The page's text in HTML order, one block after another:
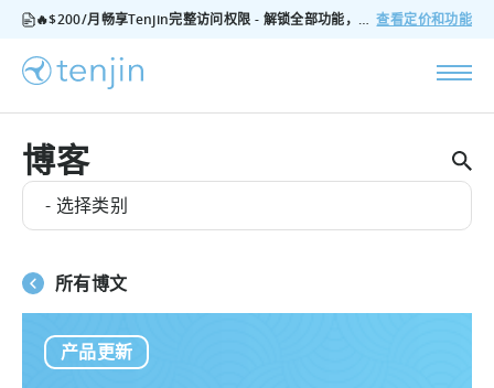
🔥$200/月畅享Tenjin完整访问权限 - 解锁全部功能，无隐藏费用，随时可取消 查看定价和功能
博客
- 选择类别
所有博文
产品更新